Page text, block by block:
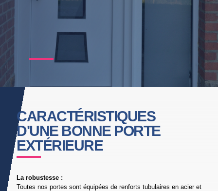
CARACTÉRISTIQUES
D'UNE BONNE PORTE
EXTÉRIEURE
La robustesse :
Toutes nos portes sont équipées de renforts tubulaires en acier et